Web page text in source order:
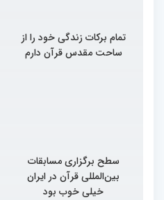
تمام برکات زندگی خود را از
ساحت مقدس قرآن دارم
سطح برگزاری مسابقات
بین‌المللی قرآن در ایران
خیلی خوب بود